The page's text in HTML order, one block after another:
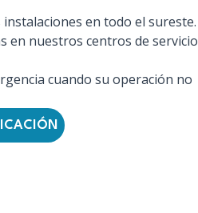
en todo el sureste.
en nuestros centros de servicio
cuando su operación no